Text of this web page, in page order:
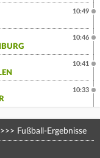
10:49
10:46
10:41
10:33
>>> Fußball-Ergebnisse